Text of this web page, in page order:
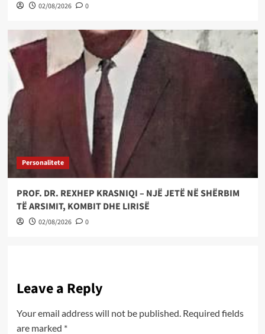
02/08/2026 0
Personalitete
PROF. DR. REXHEP KRASNIQI – NJË JETË NË SHËRBIM
TË ARSIMIT, KOMBIT DHE LIRISË
02/08/2026 0
Leave a Reply
Your email address will not be published. Required fields
are marked *